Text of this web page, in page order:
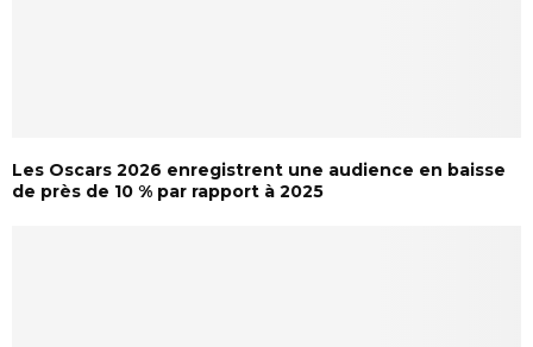
Les Oscars 2026 enregistrent une audience en baisse
de près de 10 % par rapport à 2025